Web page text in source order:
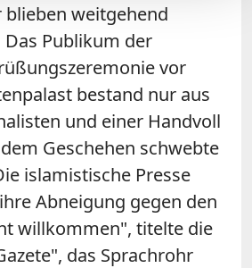
weitgehend
Das Publikum der
vor
bestand nur aus
und einer Handvoll
Geschehen schwebte
islamistische Presse
Abneigung gegen den
willkommen", titelte die
das Sprachrohr